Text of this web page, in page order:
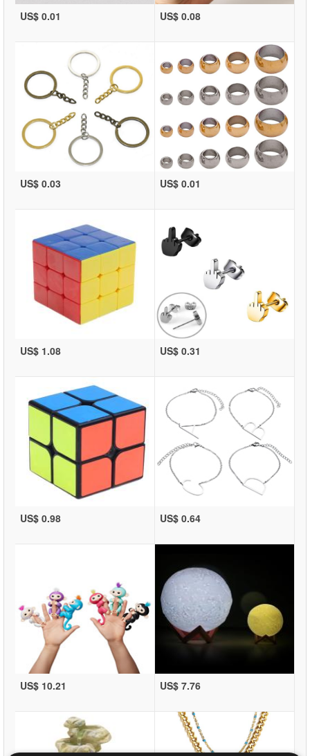
US$ 0.01 US$ 0.08
US$ 0.03 US$ 0.01
US$ 1.08 US$ 0.31
US$ 0.98 US$ 0.64
US$ 10.21 US$ 7.76